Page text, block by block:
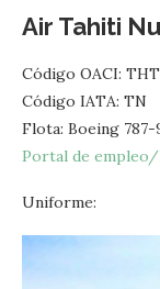
Air Tahiti
Código OACI: THT
Código IATA: TN
Flota: Boeing 787-
Portal de
Uniforme: